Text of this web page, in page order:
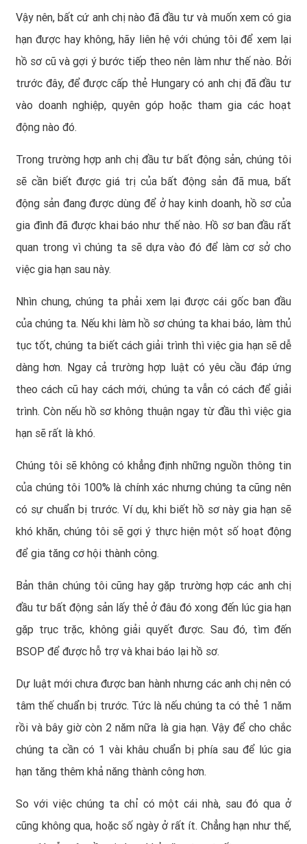
Vậy nên, bất cứ anh chị nào đã đầu tư và muốn xem có gia
hạn được hay không, hãy liên hệ với chúng tôi để xem lại
hồ sơ cũ và gợi ý bước tiếp theo nên làm như thế nào. Bởi
trước đây, để được cấp thẻ Hungary có anh chị đã đầu tư
vào doanh nghiệp, quyên góp hoặc tham gia các hoạt
động nào đó.
Trong trường hợp anh chị đầu tư bất động sản, chúng tôi
sẽ cần biết được giá trị của bất động sản đã mua, bất
động sản đang được dùng để ở hay kinh doanh, hồ sơ của
gia đình đã được khai báo như thế nào. Hồ sơ ban đầu rất
quan trong vì chúng ta sẽ dựa vào đó để làm cơ sở cho
việc gia hạn sau này.
Nhìn chung, chúng ta phải xem lại được cái gốc ban đầu
của chúng ta. Nếu khi làm hồ sơ chúng ta khai báo, làm thủ
tục tốt, chúng ta biết cách giải trình thì việc gia hạn sẽ dễ
dàng hơn. Ngay cả trường hợp luật có yêu cầu đáp ứng
theo cách cũ hay cách mới, chúng ta vẫn có cách để giải
trình. Còn nếu hồ sơ không thuận ngay từ đầu thì việc gia
hạn sẽ rất là khó.
Chúng tôi sẽ không có khẳng định những nguồn thông tin
của chúng tôi 100% là chính xác nhưng chúng ta cũng nên
có sự chuẩn bị trước. Ví dụ, khi biết hồ sơ này gia hạn sẽ
khó khăn, chúng tôi sẽ gợi ý thực hiện một số hoạt động
để gia tăng cơ hội thành công.
Bản thân chúng tôi cũng hay gặp trường hợp các anh chị
đầu tư bất động sản lấy thẻ ở đâu đó xong đến lúc gia hạn
gặp trục trặc, không giải quyết được. Sau đó, tìm đến
BSOP để được hỗ trợ và khai báo lại hồ sơ.
Dự luật mới chưa được ban hành nhưng các anh chị nên có
tâm thế chuẩn bị trước. Tức là nếu chúng ta có thẻ 1 năm
rồi và bây giờ còn 2 năm nữa là gia hạn. Vậy để cho chắc
chúng ta cần có 1 vài khâu chuẩn bị phía sau để lúc gia
hạn tăng thêm khả năng thành công hơn.
So với việc chúng ta chỉ có một cái nhà, sau đó qua ở
cũng không qua, hoặc số ngày ở rất ít. Chẳng hạn như thế,